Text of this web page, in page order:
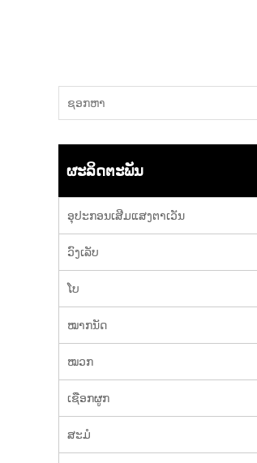
ຜະລິດຕະພັນ
ອຸປະກອນເສີມແສງຕາເວັນ
ວົງເລັບ
ໂບ
ໝາກນັດ
ໝວກ
ເຊືອກຜູກ
ສະມໍ